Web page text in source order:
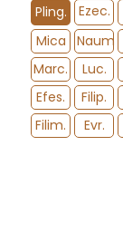
Pling.
Ezec.
Mica
Naum
Marc.
Luc.
Efes.
Filip.
Filim.
Evr.